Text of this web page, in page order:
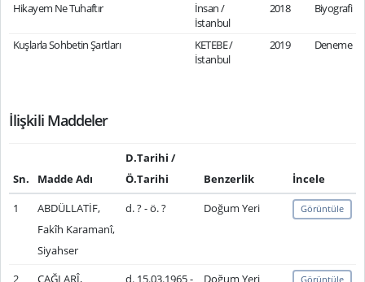
Hikayem Ne Tuhaftır
İnsan /
İstanbul
2018 Biyografi
Kuşlarla Sohbetin Şartları
KETEBE /
İstanbul
2019 Deneme
İlişkili Maddeler
Sn. Madde Adı
D.Tarihi /
Ö.Tarihi
Benzerlik
İncele
1
ABDÜLLATİF,
Fakîh Karamanî,
Siyahser
d. ? - ö. ? Doğum Yeri Görüntüle
2
ÇAĞLARÎ,
d. 15.03.1965 -
Doğum Yeri Görüntüle